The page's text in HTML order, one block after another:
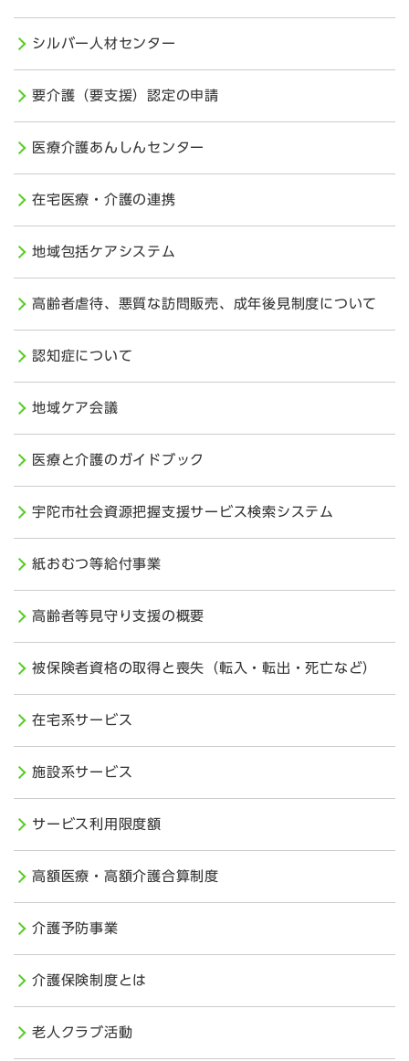
シルバー人材センター
要介護（要支援）認定の申請
医療介護あんしんセンター
在宅医療・介護の連携
地域包括ケアシステム
高齢者虐待、悪質な訪問販売、成年後見制度について
認知症について
地域ケア会議
医療と介護のガイドブック
宇陀市社会資源把握支援サービス検索システム
紙おむつ等給付事業
高齢者等見守り支援の概要
被保険者資格の取得と喪失（転入・転出・死亡など）
在宅系サービス
施設系サービス
サービス利用限度額
高額医療・高額介護合算制度
介護予防事業
介護保険制度とは
老人クラブ活動